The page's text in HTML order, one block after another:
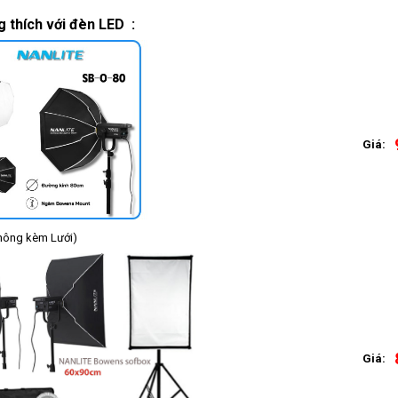
thích với đèn LED :
Lưới)
Giá:
Giá: